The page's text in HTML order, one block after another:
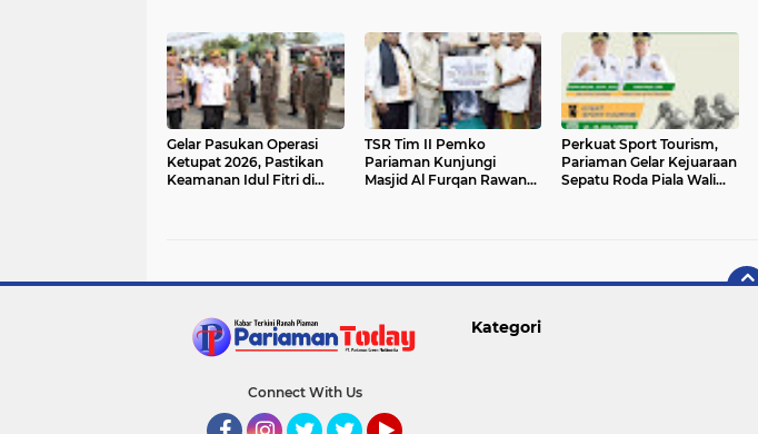
Gelar Pasukan Operasi
Ketupat 2026, Pastikan
Keamanan Idul Fitri di
TSR Tim II Pemko
Pariaman Kunjungi
Masjid Al Furqan Rawang,
Perkuat Sport Tourism,
Pariaman Gelar Kejuaraan
Sepatu Roda Piala Wali
Connect With Us
Kategori